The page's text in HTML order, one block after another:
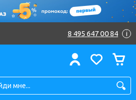
8 495 647 00 84 i